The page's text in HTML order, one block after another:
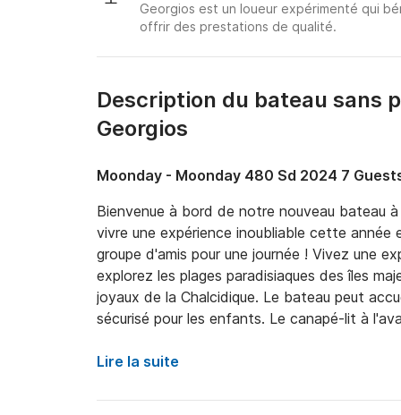
Georgios est un loueur expérimenté qui
offrir des prestations de qualité.
Description du bateau sans
Georgios
Moonday - Moonday 480 Sd 2024 7
Bienvenue à bord de notre nouveau bateau
vivre une expérience inoubliable cette année
groupe d'amis pour une journée ! Vivez une
explorez les plages paradisiaques des îles
joyaux de la Chalcidique. Le bateau peut
sécurisé pour les enfants. Le canapé-lit à
espace de rangement, une échelle, du
GPS intégré nous permet de suivre votre
Lire la suite